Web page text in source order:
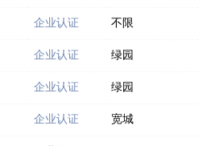
企业认证 不限
企业认证 绿园
企业认证 绿园
企业认证 宽城